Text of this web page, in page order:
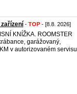
zařízení - TOP - [8.8. 2026]
KNÍŽKA. ROOMSTER
garážovaný,
v autorizovaném servisu